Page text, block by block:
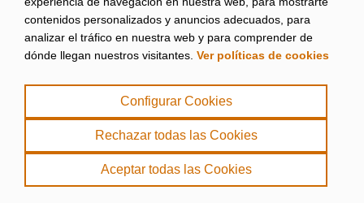
contenidos personalizados y anuncios adecuados, para
analizar el tráfico en nuestra web y para comprender de
dónde llegan nuestros visitantes. Ver políticas de cookies
Configurar Cookies
Rechazar todas las Cookies
Aceptar todas las Cookies
Aviso legal
|
Política de Privacidad
|
. misPeces Copyright 2000 - 2026. Todos los derechos reservados